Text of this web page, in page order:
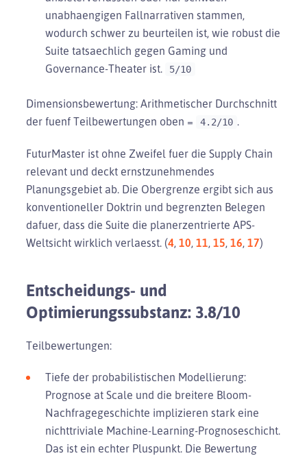
unabhaengigen Fallnarrativen stammen,
wodurch schwer zu beurteilen ist, wie robust die
Suite tatsaechlich gegen Gaming und
Governance-Theater ist.
5/10
Dimensionsbewertung: Arithmetischer Durchschnitt
der fuenf Teilbewertungen oben =
4.2/10 .
FuturMaster ist ohne Zweifel fuer die Supply Chain
relevant und deckt ernstzunehmendes
Planungsgebiet ab. Die Obergrenze ergibt sich aus
konventioneller Doktrin und begrenzten Belegen
dafuer, dass die Suite die planerzentrierte APS-
Weltsicht wirklich verlaesst. (4, 10, 11, 15, 16, 17)
Entscheidungs- und
Optimierungssubstanz: 3.8/10
Teilbewertungen:
Tiefe der probabilistischen Modellierung:
Prognose at Scale und die breitere Bloom-
Nachfragegeschichte implizieren stark eine
nichttriviale Machine-Learning-Prognoseschicht.
Das ist ein echter Pluspunkt. Die Bewertung